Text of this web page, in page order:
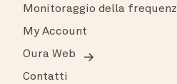
Monitoraggio della
My Account
Oura Web
Contatti